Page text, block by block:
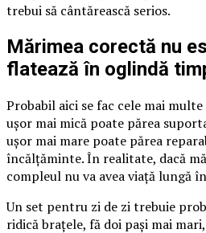
trebui să cântărească serios.
Mărimea corectă nu
flatează în oglindă
Probabil aici se fac cele mai
ușor mai mică poate părea
ușor mai mare poate părea
încălțăminte. În realitate, dacă
compleul nu va avea viață lungă
Un set pentru zi de zi trebuie
ridică brațele, fă doi pași mai